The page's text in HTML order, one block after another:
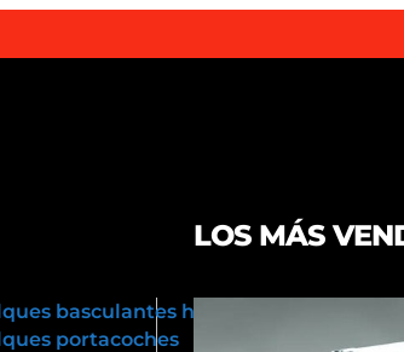
basculantes hidráulicos
portacoches
LOS MÁS